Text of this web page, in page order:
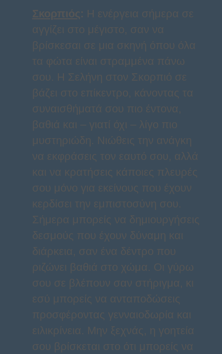
Σκορπιός: Η ενέργεια σήμερα σε
αγγίζει στο μέγιστο, σαν να
βρίσκεσαι σε μια σκηνή όπου όλα
τα φώτα είναι στραμμένα πάνω
σου. Η Σελήνη στον Σκορπιό σε
βάζει στο επίκεντρο, κάνοντας τα
συναισθήματά σου πιο έντονα,
βαθιά και – γιατί όχι – λίγο πιο
μυστηριώδη. Νιώθεις την ανάγκη
να εκφράσεις τον εαυτό σου, αλλά
και να κρατήσεις κάποιες πλευρές
σου μόνο για εκείνους που έχουν
κερδίσει την εμπιστοσύνη σου.
Σήμερα μπορείς να δημιουργήσεις
δεσμούς που έχουν δύναμη και
διάρκεια, σαν ένα δέντρο που
ριζώνει βαθιά στο χώμα. Οι γύρω
σου σε βλέπουν σαν στήριγμα, κι
εσύ μπορείς να ανταποδώσεις
προσφέροντας γενναιοδωρία και
ειλικρίνεια. Μην ξεχνάς, η γοητεία
σου βρίσκεται στο ότι μπορείς να